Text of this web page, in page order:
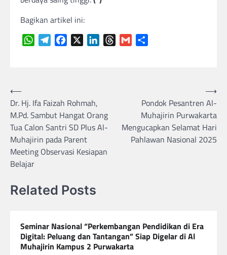
Bagikan artikel ini:
WhatsAppTelegramFacebook LinkedInThreads
Gmail
Navigasi
pos
⟵
Dr. Hj. Ifa Faizah Rohmah,
M.Pd. Sambut Hangat Orang
Tua Calon Santri SD Plus Al-
Muhajirin pada Parent
Meeting Observasi Kesiapan
Belajar
Pondok Pesantren Al-
Muhajirin Purwakarta
Mengucapkan Selamat Hari
Pahlawan Nasional 2025
⟶
Related Posts
Seminar Nasional “Perkembangan Pendidikan di Era
Digital: Peluang dan Tantangan” Siap Digelar di Al
Muhajirin Kampus 2 Purwakarta